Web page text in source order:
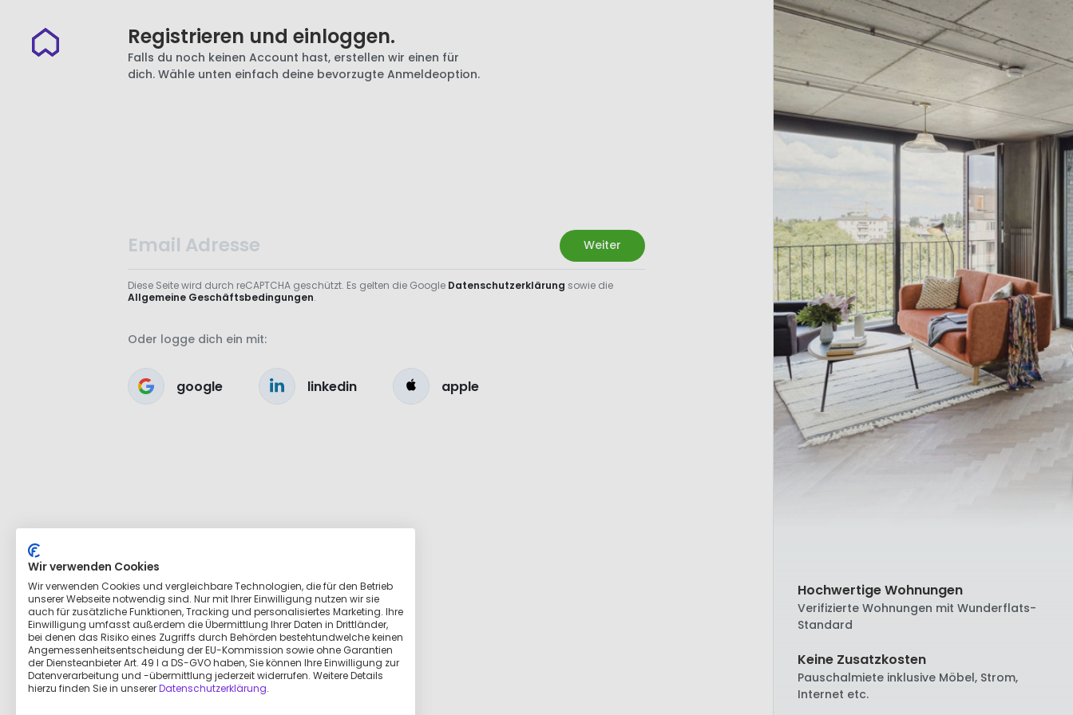
Registrieren und einloggen.
Falls du noch keinen Account hast, erstellen wir einen für
dich. Wähle unten einfach deine bevorzugte Anmeldeoption.
Weiter
Diese Seite wird durch reCAPTCHA geschützt. Es gelten die Google Datenschutzerklärung sowie die
Allgemeine Geschäftsbedingungen.
Oder logge dich ein mit:
google linkedin apple
Hochwertige Wohnungen
Verifizierte Wohnungen mit Wunderflats-
Standard
Keine Zusatzkosten
Pauschalmiete inklusive Möbel, Strom,
Internet etc.
Wir verwenden Cookies
Wir verwenden Cookies und vergleichbare Technologien, die für den Betrieb
unserer Webseite notwendig sind. Nur mit Ihrer Einwilligung nutzen wir sie
auch für zusätzliche Funktionen, Tracking und personalisiertes Marketing. Ihre
Einwilligung umfasst außerdem die Übermittlung Ihrer Daten in Drittländer,
bei denen das Risiko eines Zugriffs durch Behörden bestehtundwelche keinen
Angemessenheitsentscheidung der EU-Kommission sowie ohne Garantien
der Diensteanbieter Art. 49 I a DS-GVO haben, Sie können Ihre Einwilligung zur
Datenverarbeitung und -übermittlung jederzeit widerrufen. Weitere Details
hierzu finden Sie in unsererDatenschutzerklärung.